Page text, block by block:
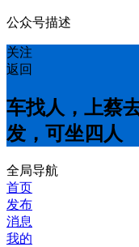
公众号描述
关注
返回
车找人，上蔡
发，可坐四人
全局导航
首页
发布
消息
我的